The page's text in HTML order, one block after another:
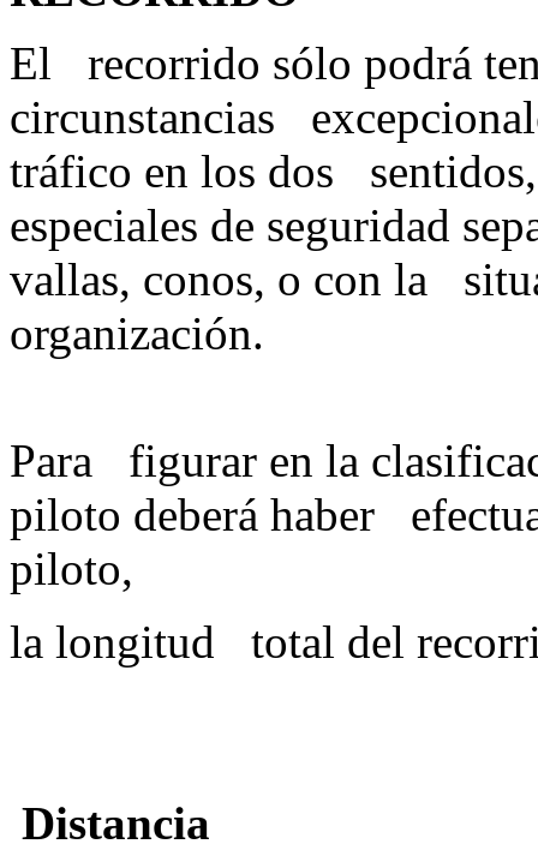
El recorrido sólo podrá
circunstancias
tráfico en los dos
especiales de seguridad
vallas, conos, o con la
Para figurar en la
piloto deberá haber
piloto,
la longitud
Distancia